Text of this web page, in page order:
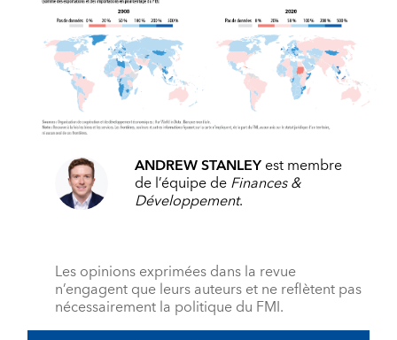
ANDREW STANLEYest membre
de l’équipe deFinances &
Développement.
Les opinions exprimées dans la revue
n’engagent que leurs auteurs et ne reflètent pas
nécessairement la politique du FMI.